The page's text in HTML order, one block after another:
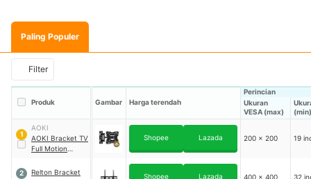
Paling Populer
Filter
Produk Gambar Harga terendah
Perincian
Ukuran
VESA (max)
(min)
1
AOKI
AOKI Bracket TV
Full Motion
60 Inch
Shopee Lazada 200 x 200 19
2
Relton Bracket
Shopee Lazada 400 x 400 32